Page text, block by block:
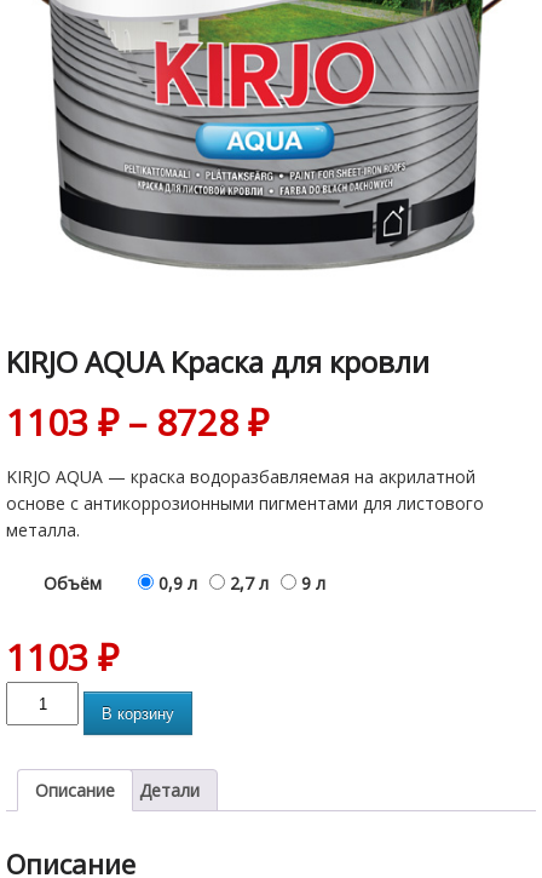
KIRJO AQUA Краска для кровли
1103₽ – 8728₽
KIRJO AQUA — краска водоразбавляемая на акрилатной
основе с антикоррозионными пигментами для листового
металла.
Объём 0,9 л 2,7 л 9 л
1103₽
В корзину
Описание Детали
Описание